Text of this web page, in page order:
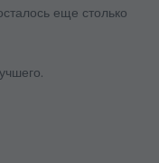
еще столько